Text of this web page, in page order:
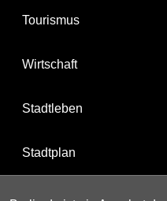
Tourismus
Wirtschaft
Stadtleben
Stadtplan